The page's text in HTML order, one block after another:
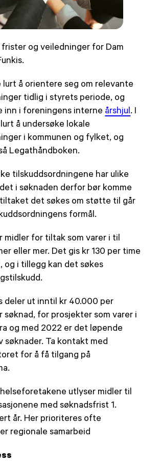
og veiledninger for Dam
å orientere seg om relevante
tidlig i styrets periode, og
inn i foreningens interne årshjul. I
å undersøke lokale
i kommunen og fylket, og
Legathåndboken.
tilskuddsordningene har ulike
i søknaden derfor bør komme
det søkes om støtte til går
formål.
midler for tiltak som varer i til
eller mer. Det gis kr 130 per time
og i tillegg kan det søkes
deler ut inntil kr 40.000 per
for prosjekter som varer i
og med 2022 er det løpende
søknader. Ta kontakt med
for å få tilgang på
utlyser midler til
med søknadsfrist 1.
år. Her prioriteres ofte
regionale samarbeid